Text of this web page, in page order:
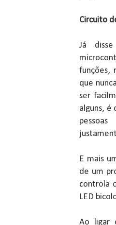
Circuito
Já
funções,
que
ser
alguns, é
E mais
de um
controla
LED
Ao ligar